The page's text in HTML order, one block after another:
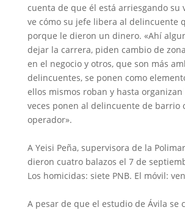
cuenta de que él está arriesgando su
ve cómo su jefe libera al delincuente
porque le dieron un dinero. «Ahí
dejar la carrera, piden cambio de
en el negocio y otros, que son más
delincuentes, se ponen como
ellos mismos roban y hasta organizan
veces ponen al delincuente de barrio
operador».
A Yeisi Peña, supervisora de la
dieron cuatro balazos el 7 de
Los homicidas: siete PNB. El móvil:
A pesar de que el estudio de Ávila se